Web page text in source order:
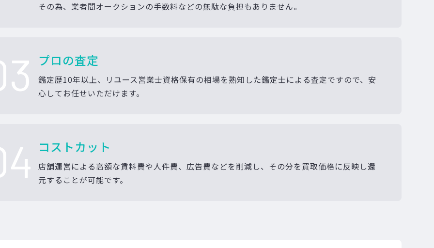
その為、業者間オークションの手数料などの無駄な負担もありません。
プロの査定
鑑定歴10年以上、リユース営業士資格保有の相場を熟知した鑑定士による査定ですので、安
心してお任せいただけます。
コストカット
店舗運営による高額な賃料費や人件費、広告費などを削減し、その分を買取価格に反映し還
元することが可能です。